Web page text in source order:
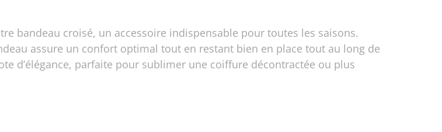
bandeau croisé, un accessoire indispensable pour toutes les saisons.
assure un confort optimal tout en restant bien en place tout au long de
d’élégance, parfaite pour sublimer une coiffure décontractée ou plus